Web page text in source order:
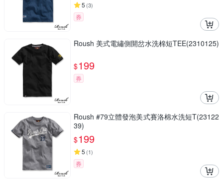
5 (3)
券
Roush 美式電繡側開岔水洗棉短TEE(2310125)
$199
券
Roush #79立體發泡美式賽洛棉水洗短T(23122
39)
$199
5 (1)
券